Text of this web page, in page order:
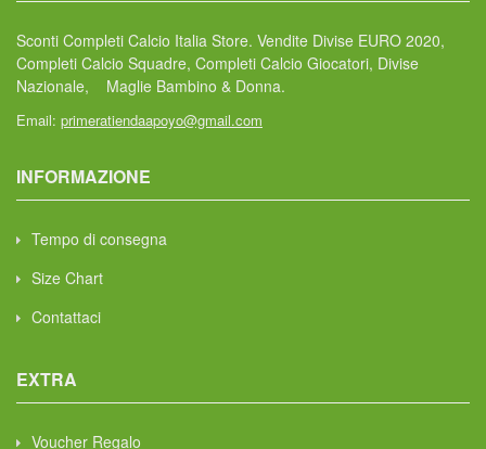
Sconti Completi Calcio Italia Store. Vendite Divise EURO 2020,
Completi Calcio Squadre, Completi Calcio Giocatori, Divise
Nazionale, Maglie Bambino & Donna.
Email: primeratiendaapoyo@gmail.com
INFORMAZIONE
Tempo di consegna
Size Chart
Contattaci
EXTRA
Voucher Regalo